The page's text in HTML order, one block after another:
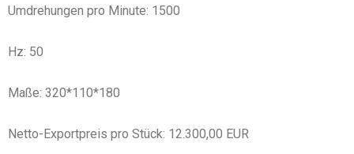
Umdrehungen pro Minute: 1500
Hz: 50
Maße: 320*110*180
Netto-Exportpreis pro Stück: 12.300,00 EUR